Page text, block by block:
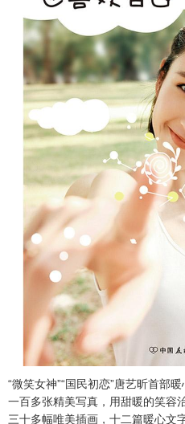
“微笑女神”“国民初恋”唐艺昕首部暖
一百多张精美写真，用甜暖的笑容
三十多幅唯美插画，十二篇暖心文